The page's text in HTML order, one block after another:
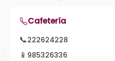
Cafetería
📞222624228
📱 985326336